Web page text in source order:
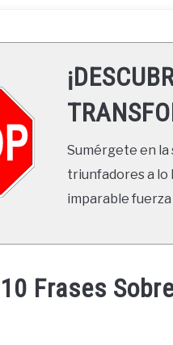
Sumérgete en la
triunfadores a lo
imparable fuerza
Frases